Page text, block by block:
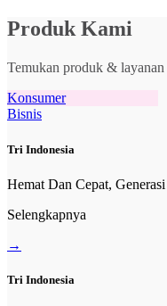
Produk Kami
Temukan produk &
Konsumer
Bisnis
Tri Indonesia
Hemat Dan Cepat,
Selengkapnya
→
Tri Indonesia